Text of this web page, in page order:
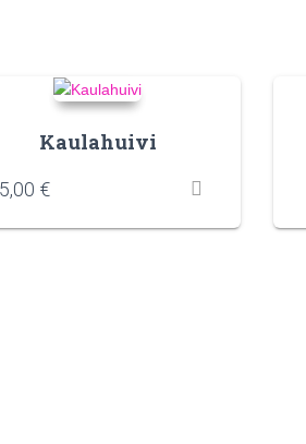
Kaulahuivi
€